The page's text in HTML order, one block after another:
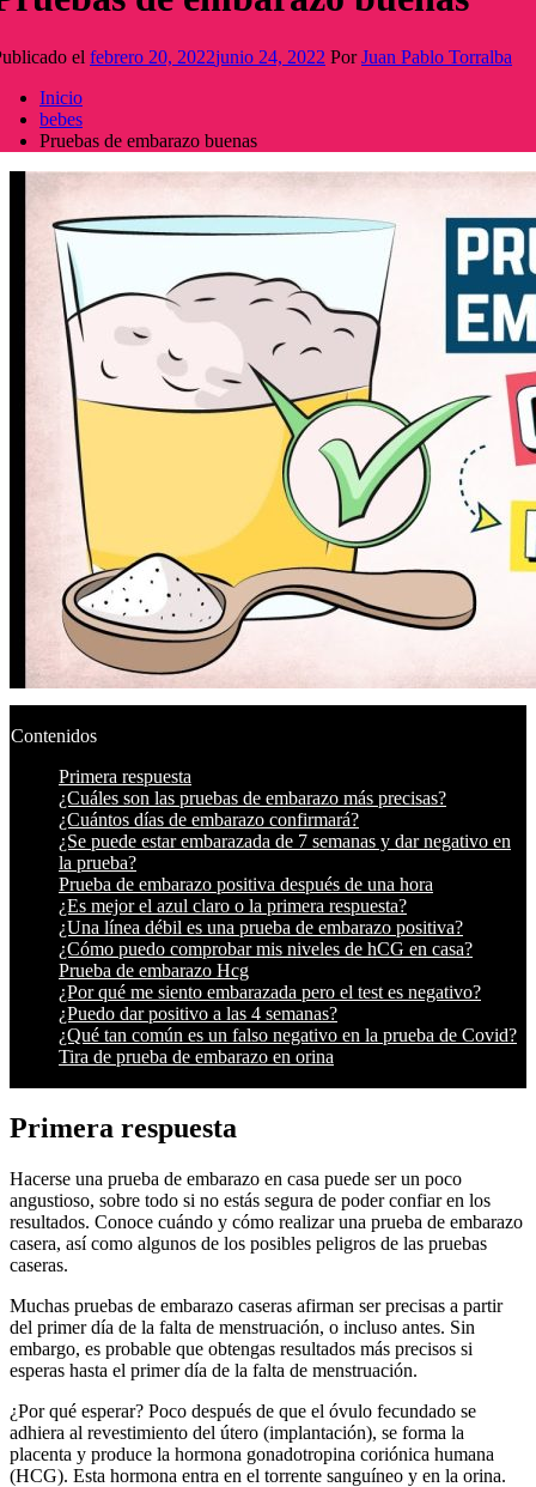
el febrero 20, 2022junio 24, 2022 PorJuan Pablo Torralba
Inicio
bebes
Pruebas de embarazo buenas
Contenidos
Primera respuesta
¿Cuáles son las pruebas de embarazo más precisas?
¿Cuántos días de embarazo confirmará?
¿Se puede estar embarazada de 7 semanas y dar negativo en
la prueba?
Prueba de embarazo positiva después de una hora
¿Es mejor el azul claro o la primera respuesta?
¿Una línea débil es una prueba de embarazo positiva?
¿Cómo puedo comprobar mis niveles de hCG en casa?
Prueba de embarazo Hcg
¿Por qué me siento embarazada pero el test es negativo?
¿Puedo dar positivo a las 4 semanas?
¿Qué tan común es un falso negativo en la prueba de Covid?
Tira de prueba de embarazo en orina
Primera respuesta
Hacerse una prueba de embarazo en casa puede ser un poco
angustioso, sobre todo si no estás segura de poder confiar en los
resultados. Conoce cuándo y cómo realizar una prueba de embarazo
casera, así como algunos de los posibles peligros de las pruebas
caseras.
Muchas pruebas de embarazo caseras afirman ser precisas a partir
del primer día de la falta de menstruación, o incluso antes. Sin
embargo, es probable que obtengas resultados más precisos si
esperas hasta el primer día de la falta de menstruación.
¿Por qué esperar? Poco después de que el óvulo fecundado se
adhiera al revestimiento del útero (implantación), se forma la
placenta y produce la hormona gonadotropina coriónica humana
(HCG). Esta hormona entra en el torrente sanguíneo y en la orina.